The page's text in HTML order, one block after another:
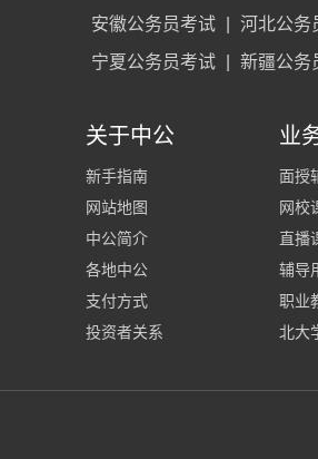
安徽公务员考试
河北公务
宁夏公务员考试
新疆公务
关于中公
新手指南
网站地图
中公简介
各地中公
支付方式
投资者关系
业
面授
网校
直播
辅导
职业
北大